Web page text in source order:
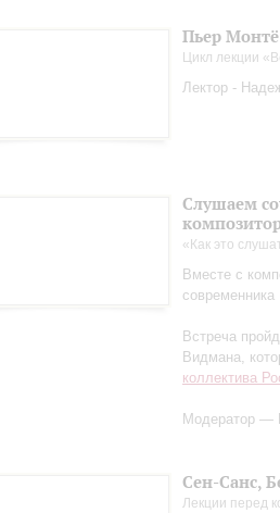
Пьер Монтё
Цикл лекции
Лектор -
Слушаем
«Как это
Вместе с
Встреча
Видмана,
коллектива
Модератор —
Сен-Санс,
Лекции перед